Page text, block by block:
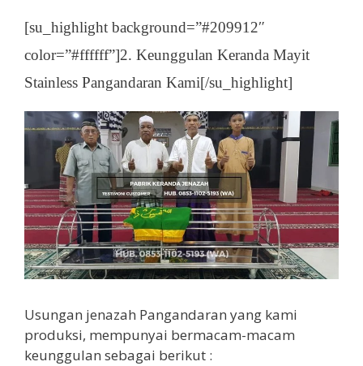
[su_highlight background=”#209912″
color=”#ffffff”]2. Keunggulan Keranda Mayit
Stainless Pangandaran Kami[/su_highlight]
Usungan jenazah Pangandaran yang kami
produksi, mempunyai bermacam-macam
keunggulan sebagai berikut :